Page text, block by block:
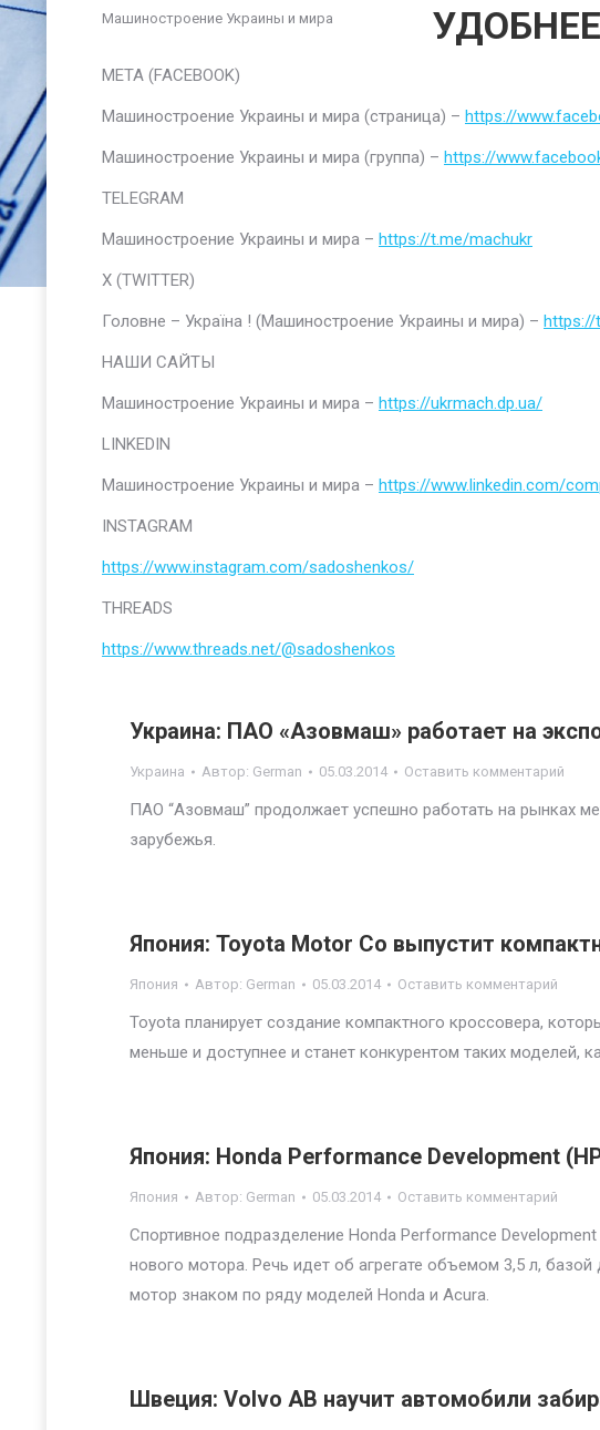
Машиностроение Украины и мира
META (FACEBOOK)
Машиностроение Украины и мира (страница) – https://
Машиностроение Украины и мира (группа) – https://
TELEGRAM
Машиностроение Украины и мира – https://t.me/machukr
Х (TWITTER)
Головне – Україна ! (Машиностроение Украины и мира) – https://
НАШИ САЙТЫ
Машиностроение Украины и мира – https://ukrmach.dp.ua/
LINKEDIN
Машиностроение Украины и мира – https://www.linkedin.com/
INSTAGRAM
https://www.instagram.com/sadoshenkos/
THREADS
https://www.threads.net/@sadoshenkos
Украина: ПАО «Азовмаш» работает на
Украина Автор: German 05.03.2014 Оставить комментарий
ПАО “Азовмаш” продолжает успешно работать на рынках
зарубежья.
Япония: Toyota Motor Co выпустит
Япония Автор: German 05.03.2014 Оставить комментарий
Toyota планирует создание компактного кроссовера,
меньше и доступнее и станет конкурентом таких моделей,
Япония: Honda Performance Development
Япония Автор: German 05.03.2014 Оставить комментарий
Спортивное подразделение Honda Performance Development
нового мотора. Речь идет об агрегате объемом 3,5 л,
мотор знаком по ряду моделей Honda и Acura.
Швеция: Volvo AB научит автомобили